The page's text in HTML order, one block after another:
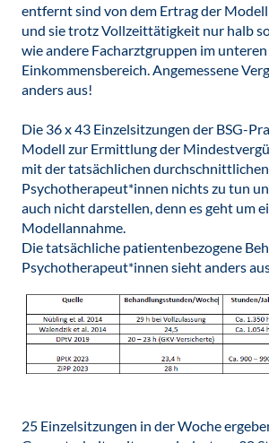
entfernt sind von dem Ertrag der
und sie trotz Vollzeittätigkeit nur halb
wie andere Facharztgruppen im unteren
Einkommensbereich. Angemessene
anders aus!
Die 36 x 43 Einzelsitzungen der BSG-
Modell zur Ermittlung der
mit der tatsächlichen
Psychotherapeut*innen nichts zu tun
auch nicht darstellen, denn es geht um
Modellannahme.
Die tatsächliche patientenbezogene
Psychotherapeut*innen sieht anders
25 Einzelsitzungen in der Woche